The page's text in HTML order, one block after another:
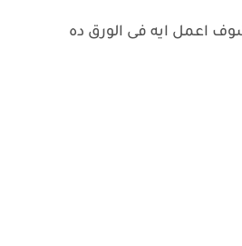
اعمل ايه فى الورق ده